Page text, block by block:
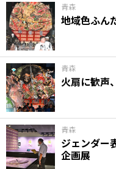
青森
地域色ふん
青森
火扇に歓声
青森
ジェンダー
企画展